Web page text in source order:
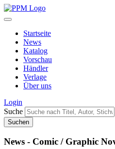
Startseite
News
Katalog
Vorschau
Händler
Verlage
Über uns
Login
Suche
News - Comic / Graphic